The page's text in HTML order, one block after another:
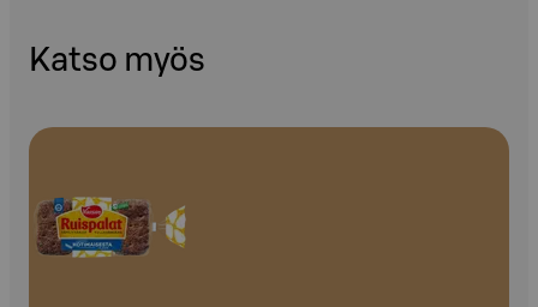
Katso myös